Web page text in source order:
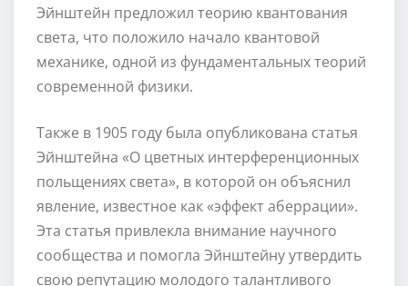
Эйнштейн предложил теорию квантования
света, что положило начало квантовой
механике, одной из фундаментальных теорий
современной физики.
Также в 1905 году была опубликована статья
Эйнштейна «О цветных интерференционных
польщениях света», в которой он объяснил
явление, известное как «эффект аберрации».
Эта статья привлекла внимание научного
сообщества и помогла Эйнштейну утвердить
свою репутацию молодого талантливого